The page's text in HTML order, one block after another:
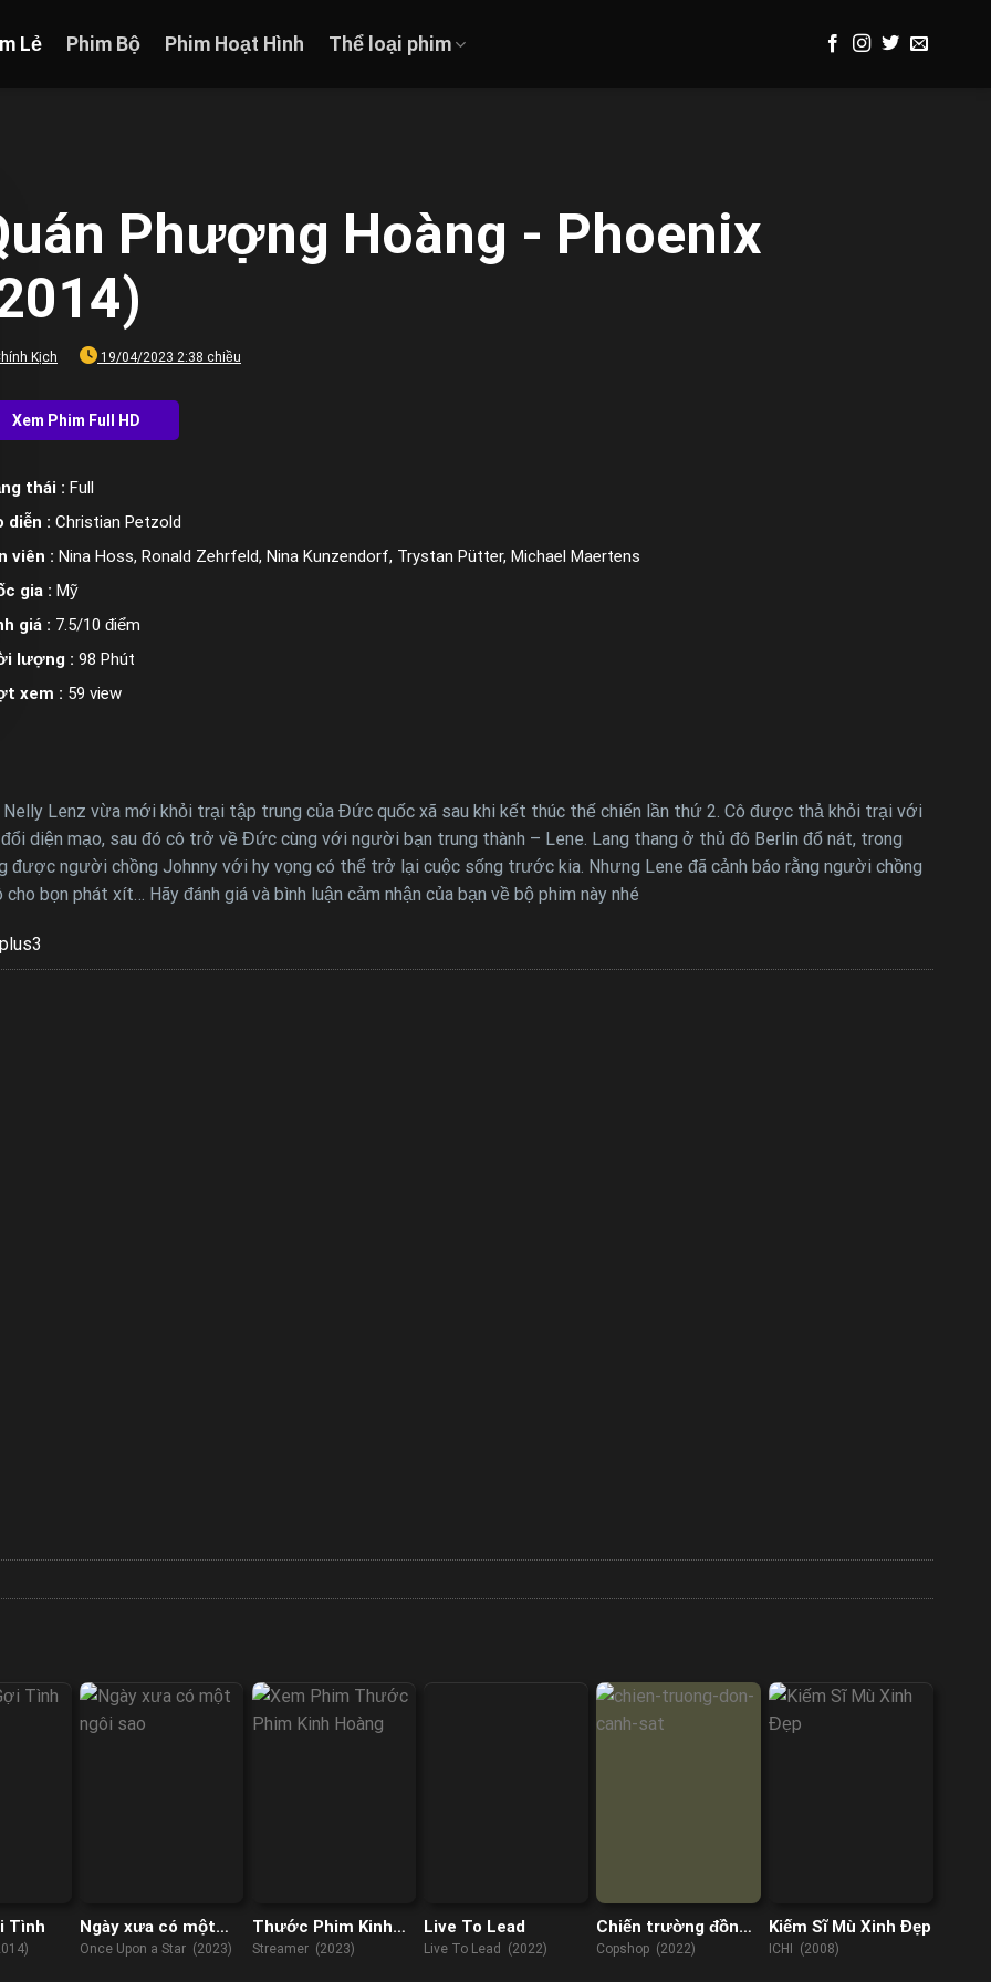
Lẻ Phim Bộ Phim Hoạt Hình Thể loại phim
Phượng Hoàng - Phoenix
Kịch 19/04/2023 2:38 chiều
thái : Full
diễn : Christian Petzold
viên : Nina Hoss, Ronald Zehrfeld, Nina Kunzendorf, Trystan Pütter, Michael Maertens
gia : Mỹ
giá : 7.5/10 điểm
lượng : 98 Phút
xem : 59 view
Nelly Lenz vừa mới khỏi trại tập trung của Đức quốc xã sau khi kết thúc thế chiến lần thứ 2. Cô được thả khỏi trại với
diện mạo, sau đó cô trở về Đức cùng với người bạn trung thành – Lene. Lang thang ở thủ đô Berlin đổ nát, trong
được người chồng Johnny với hy vọng có thể trở lại cuộc sống trước kia. Nhưng Lene đã cảnh báo rằng người chồng
bọn phát xít… Hãy đánh giá và bình luận cảm nhận của bạn về bộ phim này nhé
Tình
Ngày xưa có một
ngôi sao
Once Upon a Star (2023)
Thước Phim Kinh
Hoàng
Streamer (2023)
Live To Lead
Live To Lead (2022)
Chiến trường đồn
cảnh sát
Copshop (2022)
Kiếm Sĩ Mù Xinh Đẹp
ICHI (2008)